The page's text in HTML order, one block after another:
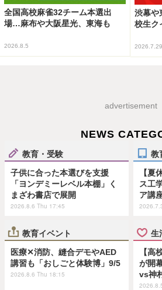
全国高校麻雀32チーム本選出
場…麻布や大阪星光、東海も
2026.8.5
渋幕や
校生ク
2026.7.29
advertisement
NEWS
教育・受験
子供に合った本選びを支援
「ヨンデミーレベル本棚」く
まざわ書店で展開
2026.8.6 Thu 17:45
教
【夏
ス工
ア講
教育イベント
医療✕消防、縫合デモやAED
講習も「おしごと体験博」9/5
2026.8.6 Thu 18:15
生
【高
が開
vs神